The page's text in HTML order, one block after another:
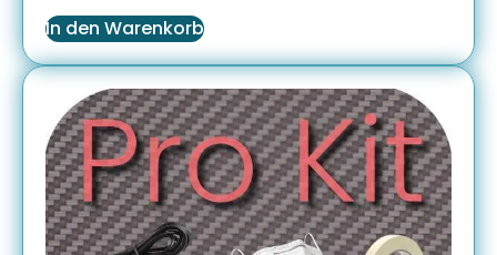
In den Warenkorb